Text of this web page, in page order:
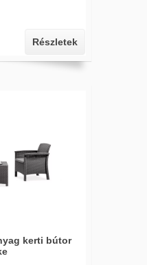
Részletek
kerti bútor